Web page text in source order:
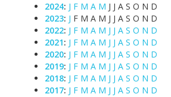
2024: J F M A M J J A S O N D
2023: J F M A M J J A S O N D
2022: J F M A M J J A S O N D
2021: J F M A M J J A S O N D
2020: J F M A M J J A S O N D
2019: J F M A M J J A S O N D
2018: J F M A M J J A S O N D
2017: J F M A M J J A S O N D